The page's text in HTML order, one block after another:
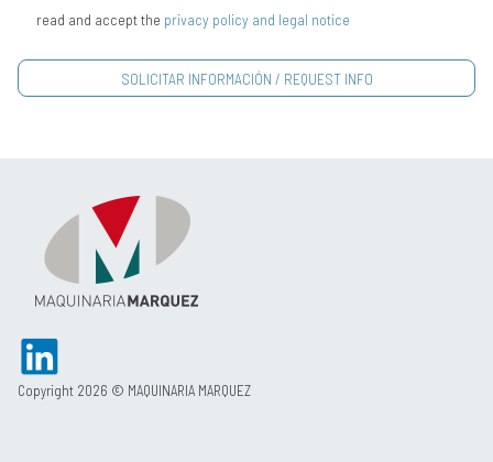
read and accept the privacy policy and legal notice
Copyright 2026 © MAQUINARIA MARQUEZ